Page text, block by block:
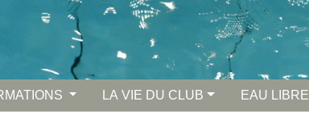
LA VIE DU CLUB EAU LIBRE